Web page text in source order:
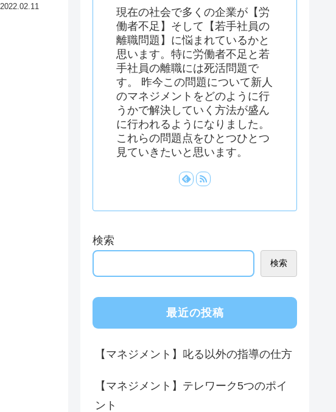
2022.02.11
現在の社会で多くの企業が【労
働者不足】そして【若手社員の
離職問題】に悩まれているかと
思います。特に労働者不足と若
手社員の離職には死活問題で
す。 昨今この問題について新人
のマネジメントをどのように行
うかで解決していく方法が盛ん
に行われるようになりました。
これらの問題点をひとつひとつ
見ていきたいと思います。
検索
検索
最近の投稿
【マネジメント】叱る以外の指導の仕方
【マネジメント】テレワーク5つのポイ
ント